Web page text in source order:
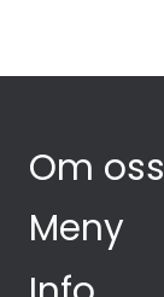
Om oss
Akvarieboden AS
Industriveien 10
Meny
Salgsbetingelser